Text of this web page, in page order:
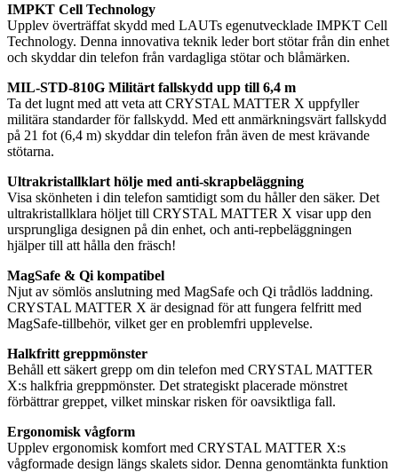
IMPKT Cell Technology
Upplev överträffat skydd med LAUTs egenutvecklade IMPKT Cell
Technology. Denna innovativa teknik leder bort stötar från din enhet
och skyddar din telefon från vardagliga stötar och blåmärken.
MIL-STD-810G Militärt fallskydd upp till 6,4 m
Ta det lugnt med att veta att CRYSTAL MATTER X uppfyller
militära standarder för fallskydd. Med ett anmärkningsvärt fallskydd
på 21 fot (6,4 m) skyddar din telefon från även de mest krävande
stötarna.
Ultrakristallklart hölje med anti-skrapbeläggning
Visa skönheten i din telefon samtidigt som du håller den säker. Det
ultrakristallklara höljet till CRYSTAL MATTER X visar upp den
ursprungliga designen på din enhet, och anti-repbeläggningen
hjälper till att hålla den fräsch!
MagSafe & Qi kompatibel
Njut av sömlös anslutning med MagSafe och Qi trådlös laddning.
CRYSTAL MATTER X är designad för att fungera felfritt med
MagSafe-tillbehör, vilket ger en problemfri upplevelse.
Halkfritt greppmönster
Behåll ett säkert grepp om din telefon med CRYSTAL MATTER
X:s halkfria greppmönster. Det strategiskt placerade mönstret
förbättrar greppet, vilket minskar risken för oavsiktliga fall.
Ergonomisk vågform
Upplev ergonomisk komfort med CRYSTAL MATTER X:s
vågformade design längs skalets sidor. Denna genomtänkta funktion